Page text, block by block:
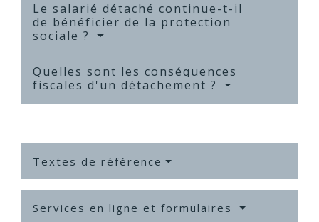
Le salarié détaché continue-t-il
de bénéficier de la protection
sociale ?
Quelles sont les conséquences
fiscales d'un détachement ?
Textes de référence
Services en ligne et formulaires